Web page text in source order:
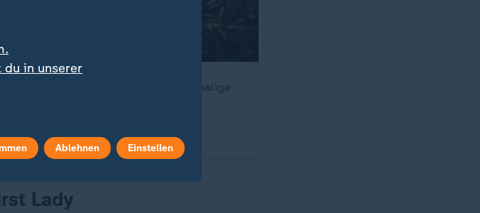
Jahren an ihrem Image. Das ehemalige
nach ganz oben.
Lady
in unserer
Ablehnen Einstellen